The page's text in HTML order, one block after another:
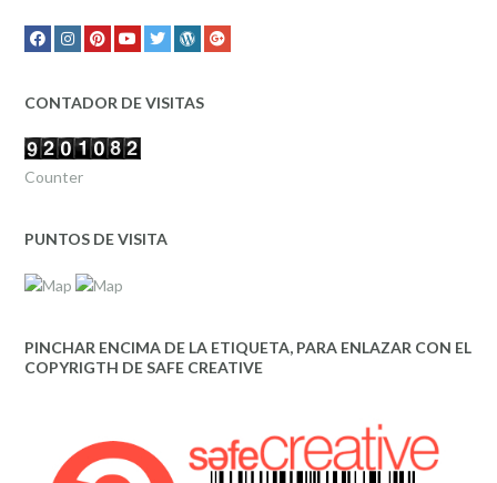
CONTADOR DE VISITAS
Counter
PUNTOS DE VISITA
PINCHAR ENCIMA DE LA ETIQUETA, PARA ENLAZAR CON EL
COPYRIGTH DE SAFE CREATIVE